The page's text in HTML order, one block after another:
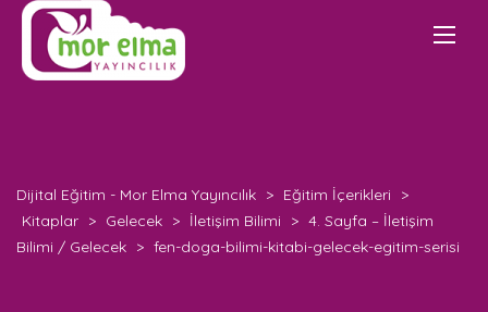
Dijital Eğitim - Mor Elma Yayıncılık > Eğitim İçerikleri
>
Kitaplar > Gelecek > İletişim Bilimi > 4. Sayfa – İletişim
Bilimi / Gelecek > fen-doga-bilimi-kitabi-gelecek-egitim-serisi